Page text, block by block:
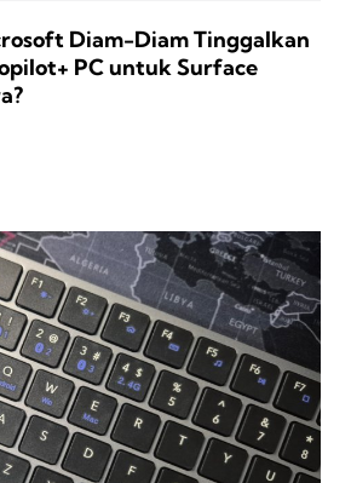
Diam-Diam Tinggalkan
PC untuk Surface